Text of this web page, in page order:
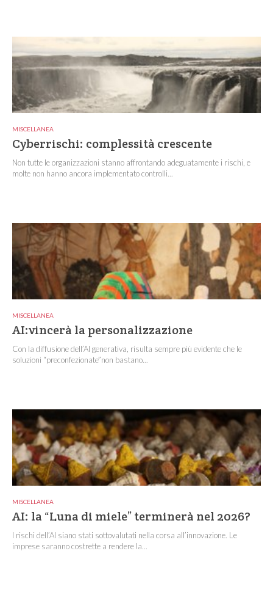
MISCELLANEA
Cyberrischi: complessità crescente
Non tutte le organizzazioni stanno affrontando adeguatamente i rischi, e
molte non hanno ancora implementato controlli...
MISCELLANEA
AI:vincerà la personalizzazione
Con la diffusione dell’AI generativa, risulta sempre più evidente che le
soluzioni “preconfezionate”non bastano...
MISCELLANEA
AI: la “Luna di miele” terminerà nel 2026?
I rischi dell’AI siano stati sottovalutati nella corsa all’innovazione. Le
imprese saranno costrette a rendere la...